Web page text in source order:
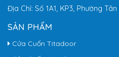
Địa Chỉ: Số 1A1, KP3, Phường
SẢN PHẨM
Cửa Cuốn Titadoor